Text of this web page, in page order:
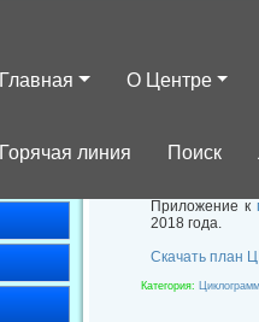
Главная О Центре
Горячая линия Поиск
Приложение к
2018 года.
Скачать план
Категория: